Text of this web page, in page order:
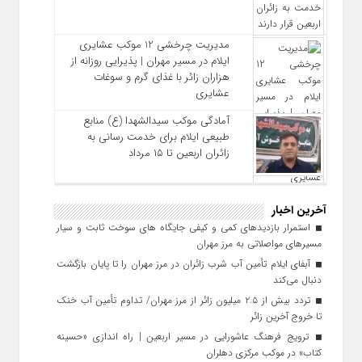
مدیریت چرخشی 12 موکب‌ عشایری
ایلام در مسیر مهران | پذیرایی روزانه از
هزاران زائر با غذای گرم و سوغات
عشایری
آمادگی موکب سیدالشهدا (ع) منابع
طبیعی ایلام برای خدمت‌ رسانی به
زائران اربعین تا ۱۵ مرداد
آخرین اخبار
استمرار بازدیدهای کمی و کیفی جایگاه‌ های سوخت ثابت و سیار
مسیرهای مواصلاتی به مرز مهران
آبفای ایلام تأمین آب شرب زائران در مرز مهران را تا پایان بازگشت
دنبال می‌کند
تردد بیش از ۲.۵ میلیون زائر از مرز مهران/ تداوم تأمین آب خنک
تا خروج آخرین زائر
ترویج فرهنگ عاشورایی در مسیر اربعین | راه‌ اندازی «حسینه
کتاب» در موکب مرکزی دهلران